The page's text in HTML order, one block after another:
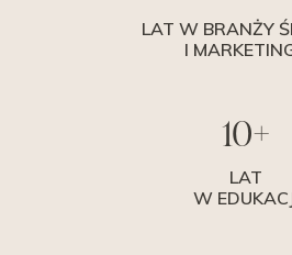
LAT W BRANŻY
I
10+
LAT
W